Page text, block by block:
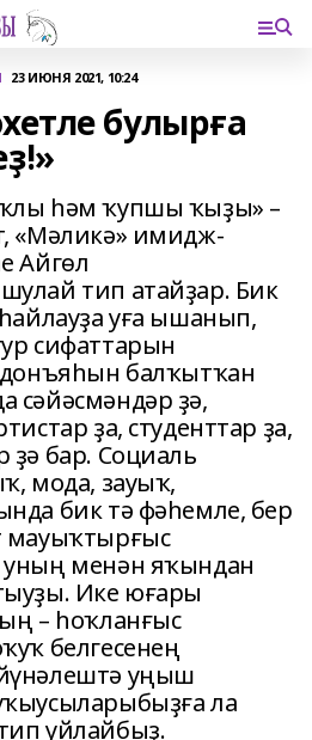
23 ИЮНЯ 2021, 10:24
булырға
һәм ҡупшы ҡыҙы» –
«Мәликә» имидж-
Айгөл
тип атайҙар. Бик
уға ышанып,
сифаттарын
донъяһын балҡытҡан
сәйәсмәндәр ҙә,
ҙа, студенттар ҙа,
ҙә бар. Социаль
мода, зауыҡ,
бик тә фәһемле, бер
мауыҡтырғыс
менән яҡындан
Ике юғары
– һоҡланғыс
белгесенең
уңыш
ла
уйлайбыҙ.